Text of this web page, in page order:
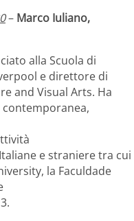
– Marco Iuliano,
alla Scuola di
e direttore di
and Visual Arts. Ha
e straniere tra
la Faculdade